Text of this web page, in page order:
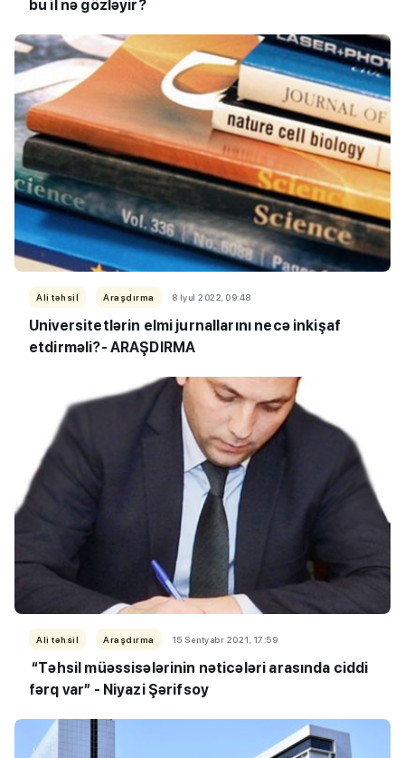
bu il nə gözləyir?
Ali təhsil Araşdırma 8 İyul 2022, 09:48
Universitetlərin elmi jurnallarını necə inkişaf
etdirməli?- ARAŞDIRMA
Ali təhsil Araşdırma 15 Sentyabr 2021, 17:59
“Təhsil müəssisələrinin nəticələri arasında ciddi
fərq var” - Niyazi Şərifsoy